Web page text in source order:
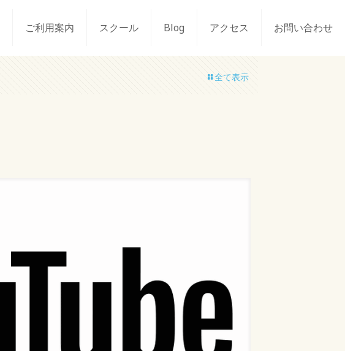
ご利用案内 スクール Blog アクセス お問い合わせ
全て表示